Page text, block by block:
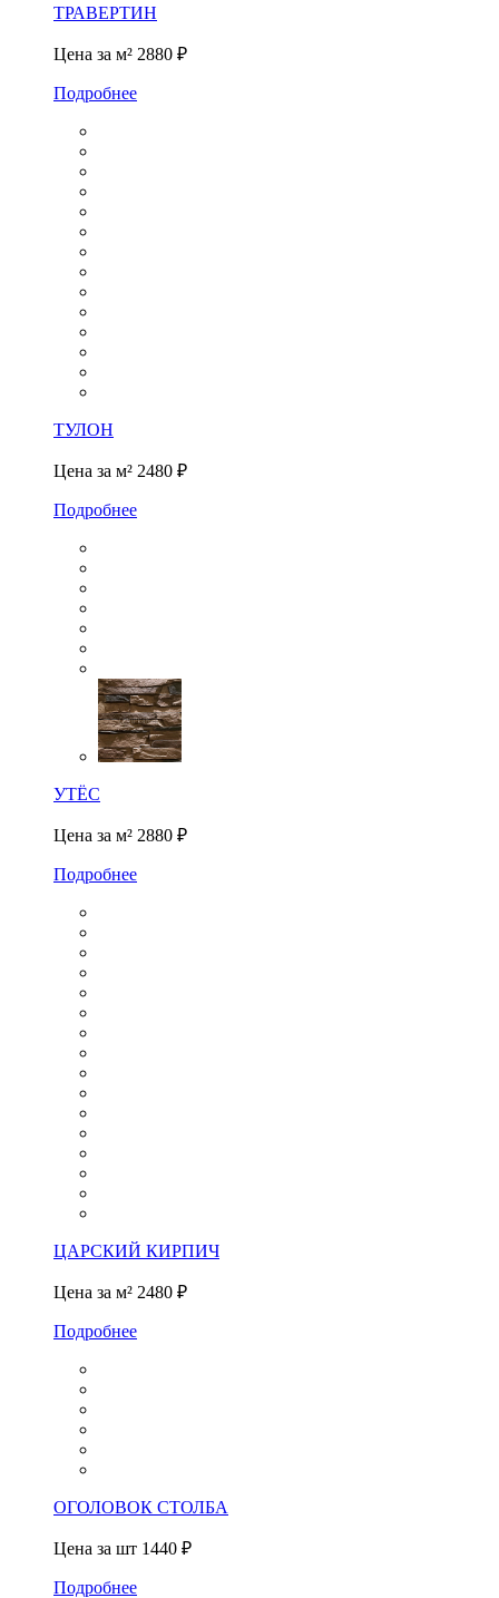
ТРАВЕРТИН
Цена за м² 2880 ₽
Подробнее
ТУЛОН
Цена за м² 2480 ₽
Подробнее
УТЁС
Цена за м² 2880 ₽
Подробнее
ЦАРСКИЙ КИРПИЧ
Цена за м² 2480 ₽
Подробнее
ОГОЛОВОК СТОЛБА
Цена за шт 1440 ₽
Подробнее